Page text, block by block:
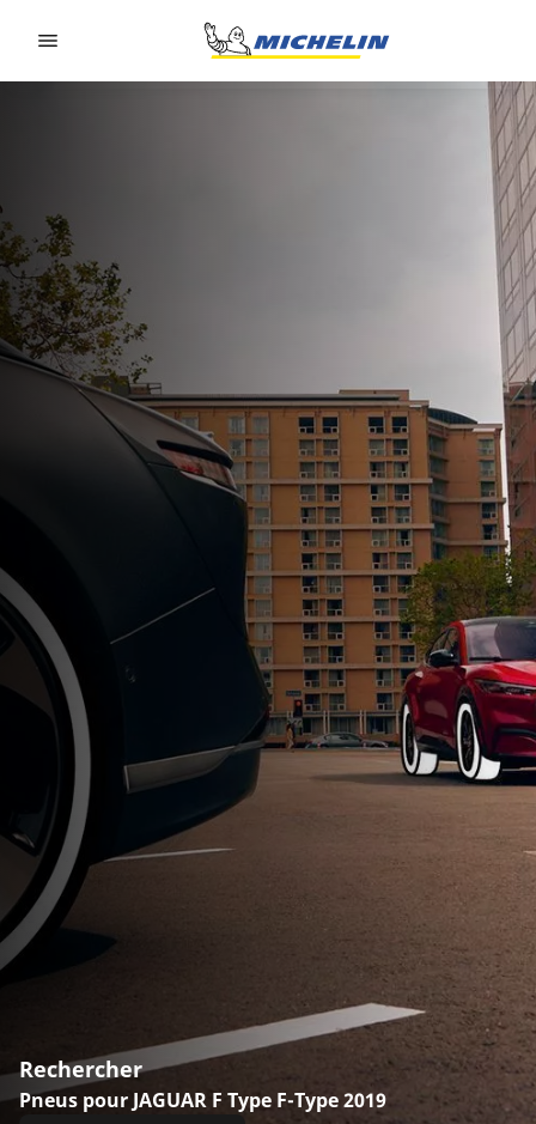
Rechercher
Pneus pour JAGUAR F Type F-Type 2019